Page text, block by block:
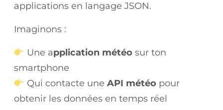
applications en langage JSON.
Imaginons :
Une application météosur ton
smartphone
Qui contacte une API météopour
obtenir les données en temps réel